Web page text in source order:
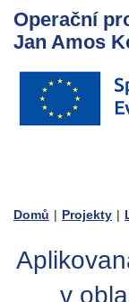
Operační
Jan Amos
Domů | Projekty |
v